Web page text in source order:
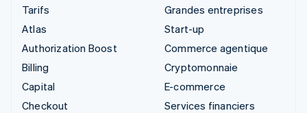
Tarifs
Atlas
Authorization Boost
Billing
Capital
Checkout
Grandes entreprises
Start-up
Commerce agentique
Cryptomonnaie
E-commerce
Services financiers